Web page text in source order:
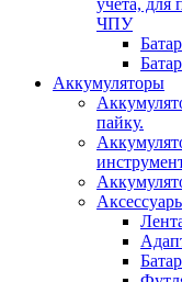
учета, для
ЧПУ
Аккумуляторы
пайку.